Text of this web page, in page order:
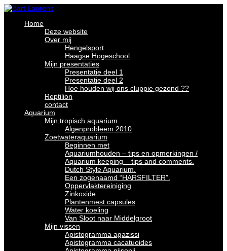
Home
Deze website
Over mij
Hengelsport
Haagse Hogeschool
Mijn presentaties
Presentatie deel 1
Presentatie deel 2
Hoe houden wij ons cluppie gezond ??
Reptilion
contact
Aquarium
Mijn tropisch aquarium
Algenprobleem 2010
Zoetwateraquarium
Beginnen met
Aquariumhouden – tips en opmerkingen /
Aquarium keeping – tips and comments.
Dutch Style Aquarium.
Een zogenaamd “HARSFILTER”.
Oppervlaktereiniging
Zinkoxide
Plantenmest capsules
Water koeling
Van Sloot naar Middelgroot
Mijn vissen
Apistogramma agazissi
Apistogramma cacatuoides